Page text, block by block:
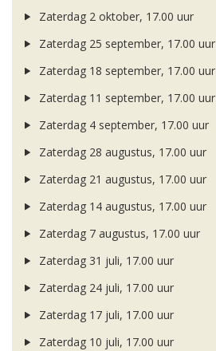
Zaterdag 2 oktober, 17.00 uur
Zaterdag 25 september, 17.00 uur
Zaterdag 18 september, 17.00 uur
Zaterdag 11 september, 17.00 uur
Zaterdag 4 september, 17.00 uur
Zaterdag 28 augustus, 17.00 uur
Zaterdag 21 augustus, 17.00 uur
Zaterdag 14 augustus, 17.00 uur
Zaterdag 7 augustus, 17.00 uur
Zaterdag 31 juli, 17.00 uur
Zaterdag 24 juli, 17.00 uur
Zaterdag 17 juli, 17.00 uur
Zaterdag 10 juli, 17.00 uur